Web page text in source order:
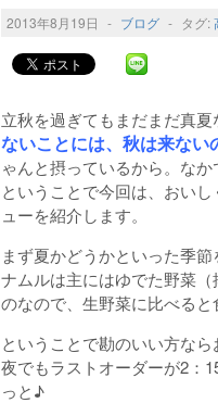
2013年8月19日 - ブログ - タグ:
立秋を過ぎてもまだまだ真夏
ないことには、秋は来ない
ゃんと摂っているから。な
ということで今回は、おい
ューを紹介します。
まず夏かどうかといった季
ナムルは主にはゆでた野菜
のなので、生野菜に比べると
ということで勘のいい方な
夜でもラストオーダーが2：
っと♪